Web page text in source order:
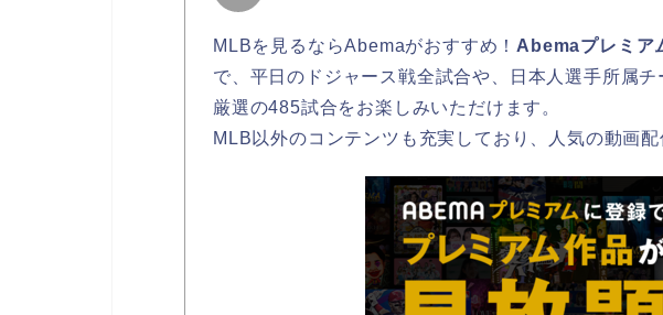
MLBを見るならAbemaがおすすめ！ Abemaプレミア
で、平日のドジャース戦全試合や、日本人選手所属チ
厳選の485試合をお楽しみいただけます。
MLB以外のコンテンツも充実しており、人気の動画配